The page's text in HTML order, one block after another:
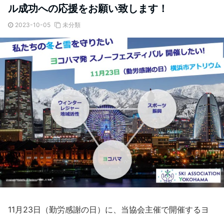
ル成功への応援をお願い致します！
2023-10-05 未分類
11月23日（勤労感謝の日）に、当協会主催で開催するヨ